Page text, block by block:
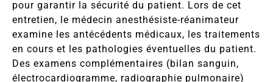
pour garantir la sécurité du patient. Lors de cet
entretien, le médecin anesthésiste-réanimateur
examine les antécédents médicaux, les traitements
en cours et les pathologies éventuelles du patient.
Des examens complémentaires (bilan sanguin,
électrocardiogramme, radiographie pulmonaire)